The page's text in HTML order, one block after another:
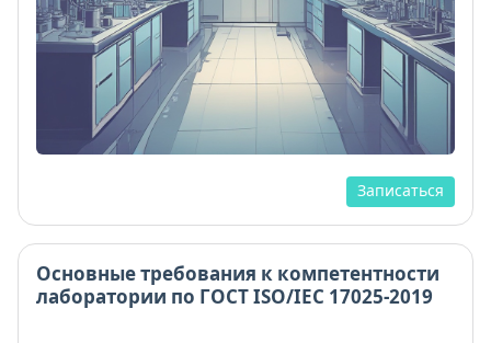
Записаться
Основные требования к компетентности
лаборатории по ГОСТ ISO/IEC 17025-2019